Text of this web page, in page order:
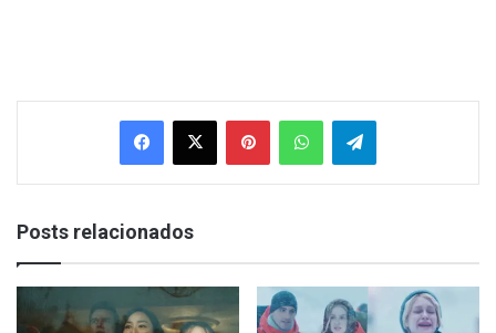
Facebook
X PinterestWhatsAppTelegram
Posts relacionados